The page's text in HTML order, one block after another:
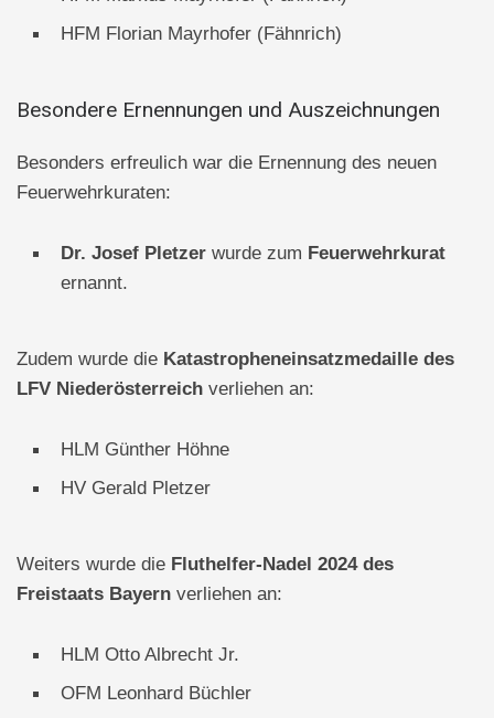
HFM Florian Mayrhofer (Fähnrich)
Besondere Ernennungen und Auszeichnungen
Besonders erfreulich war die Ernennung des neuen
Feuerwehrkuraten:
Dr. Josef Pletzer wurde zum Feuerwehrkurat
ernannt.
Zudem wurde die Katastropheneinsatzmedaille des
LFV Niederösterreich verliehen an:
HLM Günther Höhne
HV Gerald Pletzer
Weiters wurde die Fluthelfer-Nadel 2024 des
Freistaats Bayern verliehen an:
HLM Otto Albrecht Jr.
OFM Leonhard Büchler